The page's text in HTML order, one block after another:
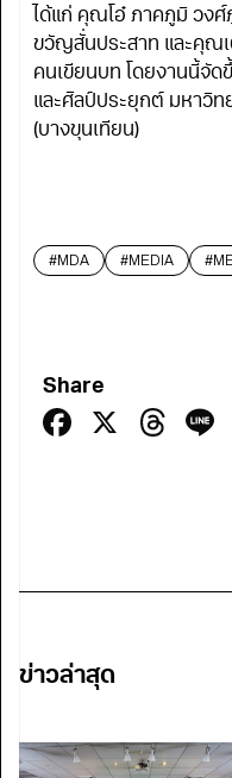
ได้แก่ คุณโอ๋ ภาคภูมิ วง
ขวัญสั่นประสาท และคุณ
คนเขียนบท โดยงานนี้จัด
และศิลป์ประยุกต์ มหาวิท
(บางขุนเทียน)
#MDA #MEDIA
Share
X
ข่าวล่าสุด